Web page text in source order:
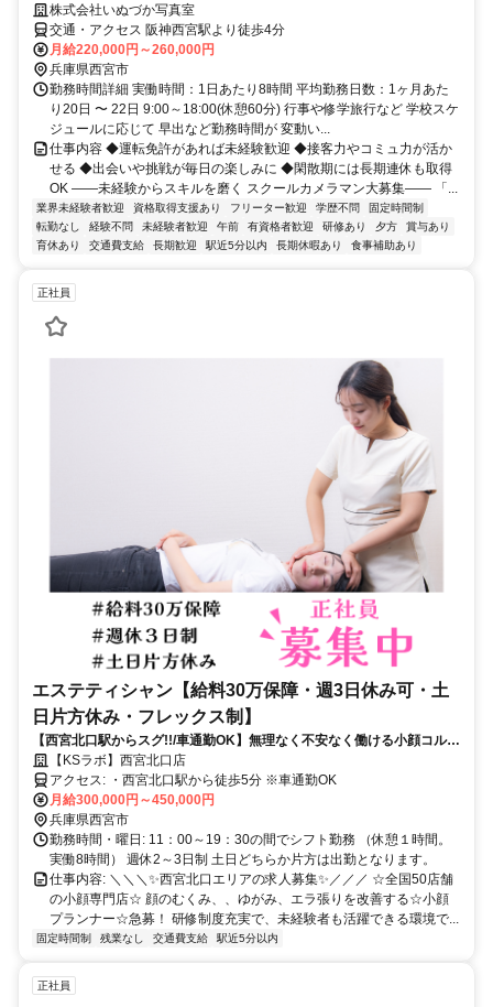
株式会社いぬづか写真室
交通・アクセス 阪神西宮駅より徒歩4分
月給220,000円～260,000円
兵庫県西宮市
勤務時間詳細 実働時間：1日あたり8時間 平均勤務日数：1ヶ月あた
り20日 〜 22日 9:00～18:00(休憩60分) 行事や修学旅行など 学校スケ
ジュールに応じて 早出など勤務時間が 変動い...
仕事内容 ◆運転免許があれば未経験歓迎 ◆接客力やコミュ力が活か
せる ◆出会いや挑戦が毎日の楽しみに ◆閑散期には長期連休も取得
OK ――未経験からスキルを磨く スクールカメラマン大募集―― 「...
業界未経験者歓迎 資格取得支援あり フリーター歓迎 学歴不問
固定時間制
転勤なし
経験不問 未経験者歓迎 午前 有資格者歓迎 研修あり 夕方
賞与あり
育休あり
交通費支給 長期歓迎 駅近5分以内 長期休暇あり 食事補助あり
正社員
エステティシャン【給料30万保障・週3日休み可・土
日片方休み・フレックス制】
【西宮北口駅からスグ!!/車通勤OK】無理なく不安なく働ける小顔コルギ
サロン【KSラボ】西宮北口店
アクセス: ・西宮北口駅から徒歩5分 ※車通勤OK
月給300,000円～450,000円
兵庫県西宮市
勤務時間・曜日: 11：00～19：30の間でシフト勤務 （休憩１時間。
実働8時間） 週休2～3日制 土日どちらか片方は出勤となります。
仕事内容: ＼＼＼✨西宮北口エリアの求人募集✨／／／ ☆全国50店舗
の小顔専門店☆ 顔のむくみ、、ゆがみ、エラ張りを改善する☆小顔
プランナー☆急募！ 研修制度充実で、未経験者も活躍できる環境で...
固定時間制 残業なし 交通費支給 駅近5分以内
正社員